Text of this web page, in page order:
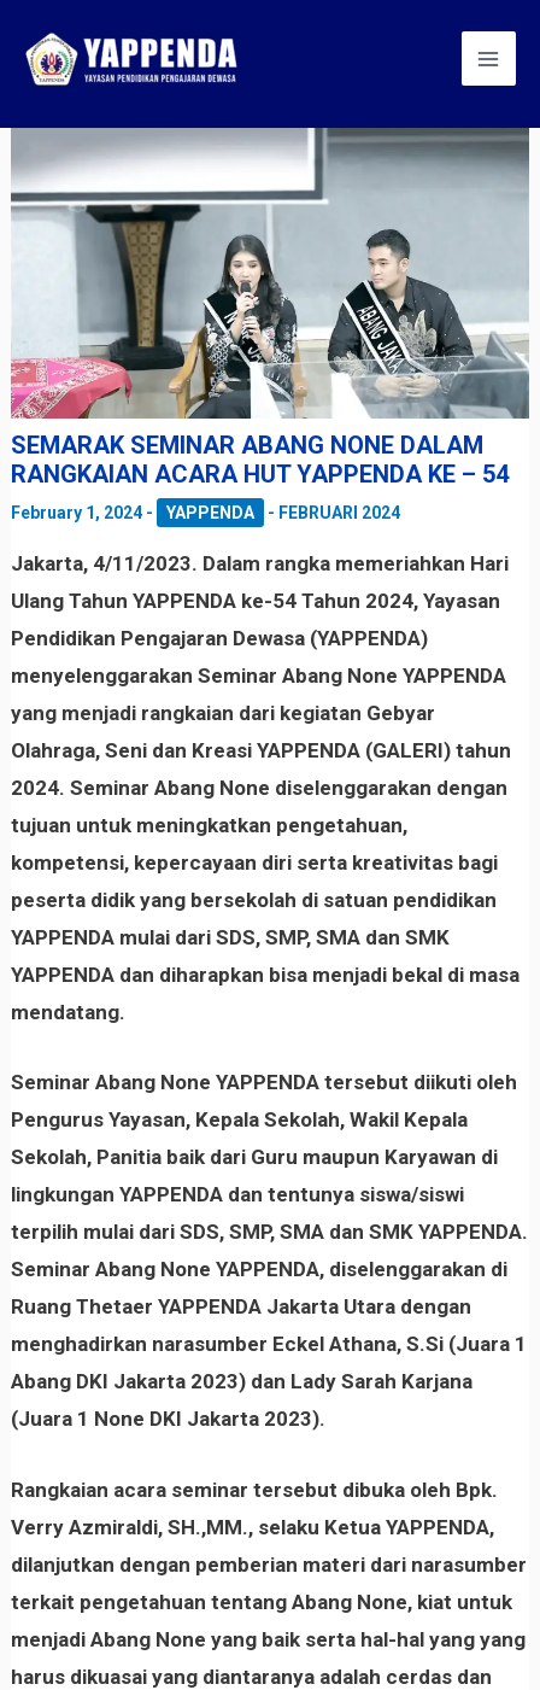
content
SEMARAK SEMINAR ABANG NONE DALAM
RANGKAIAN ACARA HUT YAPPENDA KE – 54
February 1, 2024- YAPPENDA - FEBRUARI 2024
Jakarta, 4/11/2023. Dalam rangka memeriahkan Hari
Ulang Tahun YAPPENDA ke-54 Tahun 2024, Yayasan
Pendidikan Pengajaran Dewasa (YAPPENDA)
menyelenggarakan Seminar Abang None YAPPENDA
yang menjadi rangkaian dari kegiatan Gebyar
Olahraga, Seni dan Kreasi YAPPENDA (GALERI) tahun
2024. Seminar Abang None diselenggarakan dengan
tujuan untuk meningkatkan pengetahuan,
kompetensi, kepercayaan diri serta kreativitas bagi
peserta didik yang bersekolah di satuan pendidikan
YAPPENDA mulai dari SDS, SMP, SMA dan SMK
YAPPENDA dan diharapkan bisa menjadi bekal di masa
mendatang.
Seminar Abang None YAPPENDA tersebut diikuti oleh
Pengurus Yayasan, Kepala Sekolah, Wakil Kepala
Sekolah, Panitia baik dari Guru maupun Karyawan di
lingkungan YAPPENDA dan tentunya siswa/siswi
terpilih mulai dari SDS, SMP, SMA dan SMK YAPPENDA.
Seminar Abang None YAPPENDA, diselenggarakan di
Ruang Thetaer YAPPENDA Jakarta Utara dengan
menghadirkan narasumber Eckel Athana, S.Si (Juara 1
Abang DKI Jakarta 2023) dan Lady Sarah Karjana
(Juara 1 None DKI Jakarta 2023).
Rangkaian acara seminar tersebut dibuka oleh Bpk.
Verry Azmiraldi, SH.,MM., selaku Ketua YAPPENDA,
dilanjutkan dengan pemberian materi dari narasumber
terkait pengetahuan tentang Abang None, kiat untuk
menjadi Abang None yang baik serta hal-hal yang yang
harus dikuasai yang diantaranya adalah cerdas dan
navigation